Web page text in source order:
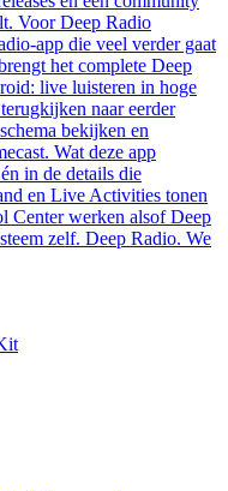
Voor Deep Radio
app die veel verder gaat
het complete Deep
live luisteren in hoge
naar eerder
bekijken en
Wat deze app
in de details die
en Live Activities tonen
Center werken alsof Deep
zelf. Deep Radio. We